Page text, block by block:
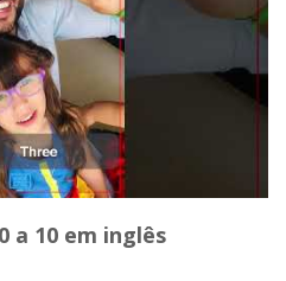
a 10 em inglês